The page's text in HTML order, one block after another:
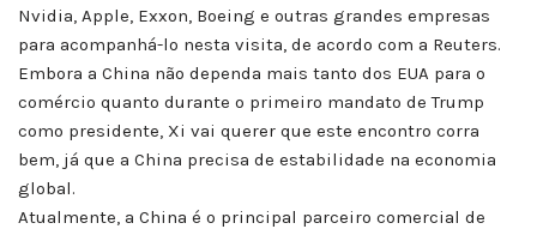
Nvidia, Apple, Exxon, Boeing e outras grandes empresas
para acompanhá-lo nesta visita, de acordo com a Reuters.
Embora a China não dependa mais tanto dos EUA para o
comércio quanto durante o primeiro mandato de Trump
como presidente, Xi vai querer que este encontro corra
bem, já que a China precisa de estabilidade na economia
global.
Atualmente, a China é o principal parceiro comercial de